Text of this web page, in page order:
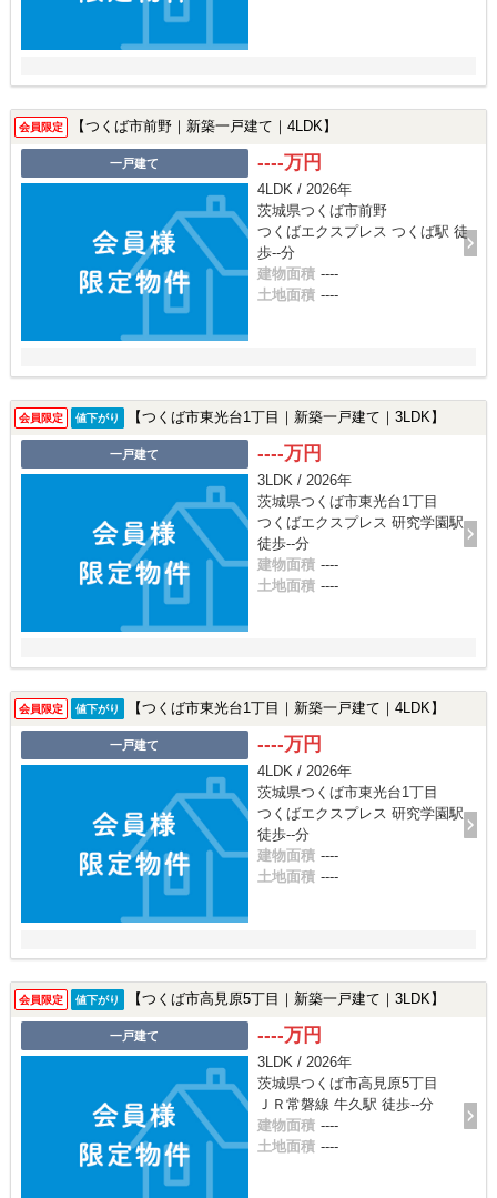
会員限定 【つくば市前野｜新築一戸建て｜4LDK】
一戸建て ----万円
4LDK / 2026年
茨城県つくば市前野
つくばエクスプレス つくば駅 徒
歩--分
建物面積 ----
土地面積 ----
会員限定 値下がり 【つくば市東光台1丁目｜新築一戸建て｜3LDK】
一戸建て ----万円
3LDK / 2026年
茨城県つくば市東光台1丁目
つくばエクスプレス 研究学園駅
徒歩--分
建物面積 ----
土地面積 ----
会員限定 値下がり 【つくば市東光台1丁目｜新築一戸建て｜4LDK】
一戸建て ----万円
4LDK / 2026年
茨城県つくば市東光台1丁目
つくばエクスプレス 研究学園駅
徒歩--分
建物面積 ----
土地面積 ----
会員限定 値下がり 【つくば市高見原5丁目｜新築一戸建て｜3LDK】
一戸建て ----万円
3LDK / 2026年
茨城県つくば市高見原5丁目
ＪＲ常磐線 牛久駅 徒歩--分
建物面積 ----
土地面積 ----